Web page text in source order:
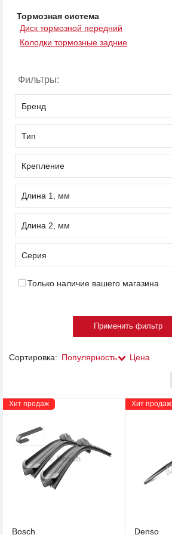
Тормозная система
Диск тормозной передний
Колодки тормозные задние
Фильтры:
Бренд
Тип
Крепление
Длина 1, мм
Длина 2, мм
Серия
Только наличие вашего магазина
Сортировка: Популярность Цена
Хит продаж
Bosch
Хит продаж
Denso